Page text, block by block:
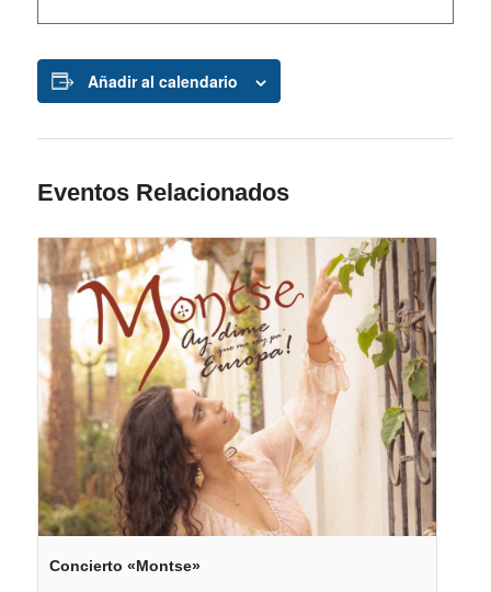
Añadir al calendario
Eventos Relacionados
Concierto «Montse»